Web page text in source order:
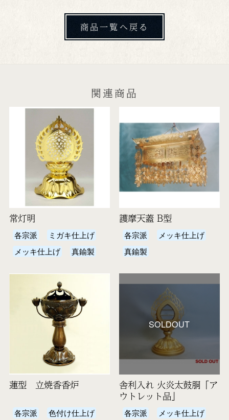
商品一覧へ戻る
関連商品
常灯明
各宗派
ミガキ仕上げ
メッキ仕上げ
真鍮製
護摩天蓋 B型
各宗派
メッキ仕上げ
真鍮製
蓮型 立焼香香炉
各宗派
色付け仕上げ
SOLDOUT
舎利入れ 火炎太鼓胴「ア
ウトレット品」
各宗派
メッキ仕上げ